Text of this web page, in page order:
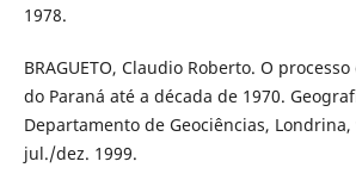
1978.
BRAGUETO, Claudio Roberto. O
do Paraná até a década de 1970.
Departamento de Geociências, Londrina,
jul./dez. 1999.